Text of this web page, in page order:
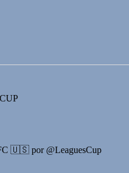
🇺🇸 por @LeaguesCup